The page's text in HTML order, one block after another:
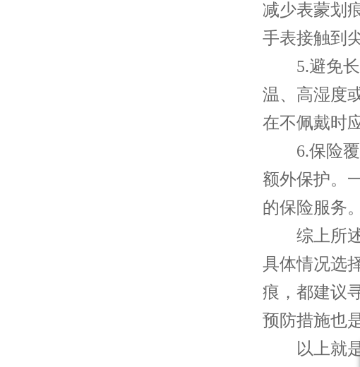
减少表蒙划
手表接触到
5.避免长
温、高湿度
在不佩戴时
6.保险覆
额外保护。
的保险服务
综上所述
具体情况选
痕，都建议
预防措施也
以上就